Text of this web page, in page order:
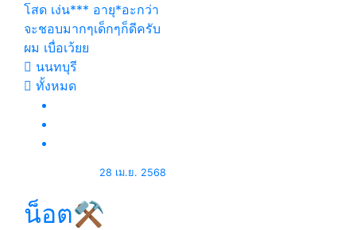
โสด เง่น*** อายุ*อะกว่า
จะชอบมากๆเด็กๆก็ดีครับ
ผม เบื่อเว้ยย
นนทบุรี
ทั้งหมด
28 เม.ย. 2568
น็อต⚒